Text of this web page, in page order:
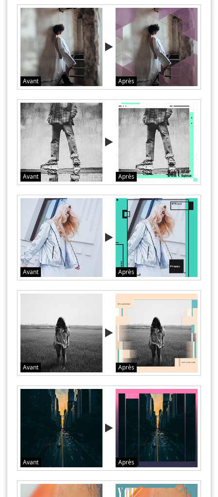
Avant Après
Avant Après
Avant Après
Avant Après
Avant Après